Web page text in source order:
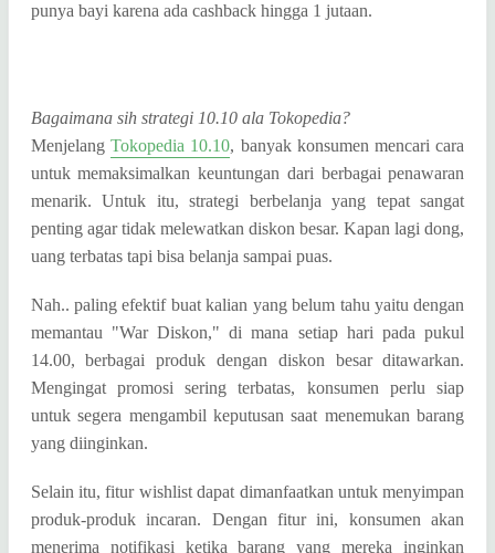
punya bayi karena ada cashback hingga 1 jutaan.
Bagaimana sih strategi 10.10 ala Tokopedia?
Menjelang Tokopedia 10.10, banyak konsumen mencari cara
untuk memaksimalkan keuntungan dari berbagai penawaran
menarik. Untuk itu, strategi berbelanja yang tepat sangat
penting agar tidak melewatkan diskon besar. Kapan lagi dong,
uang terbatas tapi bisa belanja sampai puas.
Nah.. paling efektif buat kalian yang belum tahu yaitu dengan
memantau "War Diskon," di mana setiap hari pada pukul
14.00, berbagai produk dengan diskon besar ditawarkan.
Mengingat promosi sering terbatas, konsumen perlu siap
untuk segera mengambil keputusan saat menemukan barang
yang diinginkan.
Selain itu, fitur wishlist dapat dimanfaatkan untuk menyimpan
produk-produk incaran. Dengan fitur ini, konsumen akan
menerima notifikasi ketika barang yang mereka inginkan